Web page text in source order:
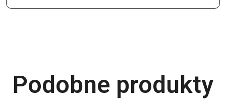
Podobne produkty